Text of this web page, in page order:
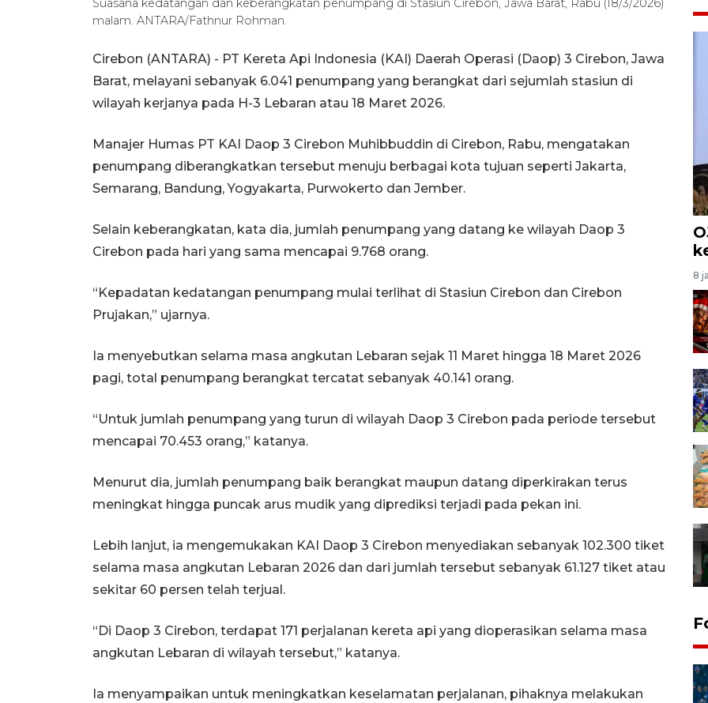
Suasana kedatangan dan keberangkatan penumpang di Stasiun Cirebon, Jawa Barat, Rabu (18/3/2026)
malam. ANTARA/Fathnur Rohman.
Cirebon (ANTARA) - PT Kereta Api Indonesia (KAI) Daerah Operasi (Daop) 3 Cirebon, Jawa
Barat, melayani sebanyak 6.041 penumpang yang berangkat dari sejumlah stasiun di
wilayah kerjanya pada H-3 Lebaran atau 18 Maret 2026.
Manajer Humas PT KAI Daop 3 Cirebon Muhibbuddin di Cirebon, Rabu, mengatakan
penumpang diberangkatkan tersebut menuju berbagai kota tujuan seperti Jakarta,
Semarang, Bandung, Yogyakarta, Purwokerto dan Jember.
Selain keberangkatan, kata dia, jumlah penumpang yang datang ke wilayah Daop 3
Cirebon pada hari yang sama mencapai 9.768 orang.
“Kepadatan kedatangan penumpang mulai terlihat di Stasiun Cirebon dan Cirebon
Prujakan,” ujarnya.
Ia menyebutkan selama masa angkutan Lebaran sejak 11 Maret hingga 18 Maret 2026
pagi, total penumpang berangkat tercatat sebanyak 40.141 orang.
“Untuk jumlah penumpang yang turun di wilayah Daop 3 Cirebon pada periode tersebut
mencapai 70.453 orang,” katanya.
Menurut dia, jumlah penumpang baik berangkat maupun datang diperkirakan terus
meningkat hingga puncak arus mudik yang diprediksi terjadi pada pekan ini.
Lebih lanjut, ia mengemukakan KAI Daop 3 Cirebon menyediakan sebanyak 102.300 tiket
selama masa angkutan Lebaran 2026 dan dari jumlah tersebut sebanyak 61.127 tiket atau
sekitar 60 persen telah terjual.
“Di Daop 3 Cirebon, terdapat 171 perjalanan kereta api yang dioperasikan selama masa
angkutan Lebaran di wilayah tersebut,” katanya.
Ia menyampaikan untuk meningkatkan keselamatan perjalanan, pihaknya melakukan
8